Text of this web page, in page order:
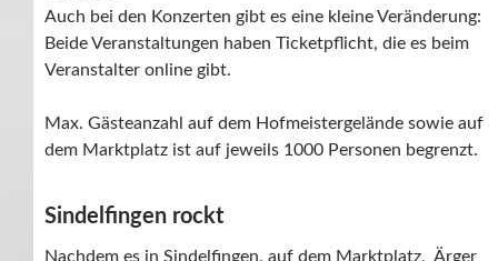
Auch bei den Konzerten gibt es eine kleine Veränderung:
Beide Veranstaltungen haben Ticketpflicht, die es beim
Veranstalter online gibt.
Max. Gästeanzahl auf dem Hofmeistergelände sowie auf
dem Marktplatz ist auf jeweils 1000 Personen begrenzt.
Sindelfingen rockt
Nachdem es in Sindelfingen, auf dem Marktplatz, Ärger